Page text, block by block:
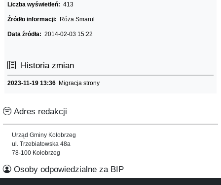
Liczba wyświetleń: 413
Źródło informacji: Róża Smarul
Data źródła: 2014-02-03 15:22
Historia zmian
2023-11-19 13:36 Migracja strony
Adres redakcji
Urząd Gminy Kołobrzeg
ul. Trzebiatowska 48a
78-100 Kołobrzeg
Osoby odpowiedzialne za BIP